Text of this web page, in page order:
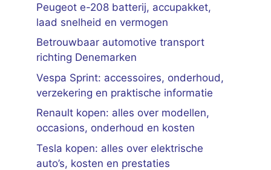
Peugeot e-208 batterij, accupakket,
laad snelheid en vermogen
Betrouwbaar automotive transport
richting Denemarken
Vespa Sprint: accessoires, onderhoud,
verzekering en praktische informatie
Renault kopen: alles over modellen,
occasions, onderhoud en kosten
Tesla kopen: alles over elektrische
auto’s, kosten en prestaties